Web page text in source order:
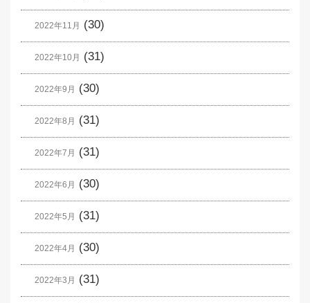
2022年11月 (30)
2022年10月 (31)
2022年9月 (30)
2022年8月 (31)
2022年7月 (31)
2022年6月 (30)
2022年5月 (31)
2022年4月 (30)
2022年3月 (31)